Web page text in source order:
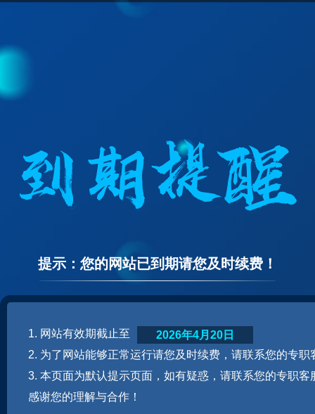
提示：您的网站已到期请您及时续费！
1. 网站有效期截止至
2. 为了网站能够正常运行请您及时续费，请联系您的专职
3. 本页面为默认提示页面，如有疑惑，请联系您的专职客
感谢您的理解与合作！
2026年4月20日